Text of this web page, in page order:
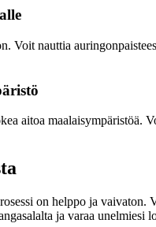
Voit nauttia
aitoa
on helppo ja
ja varaa unelmiesi